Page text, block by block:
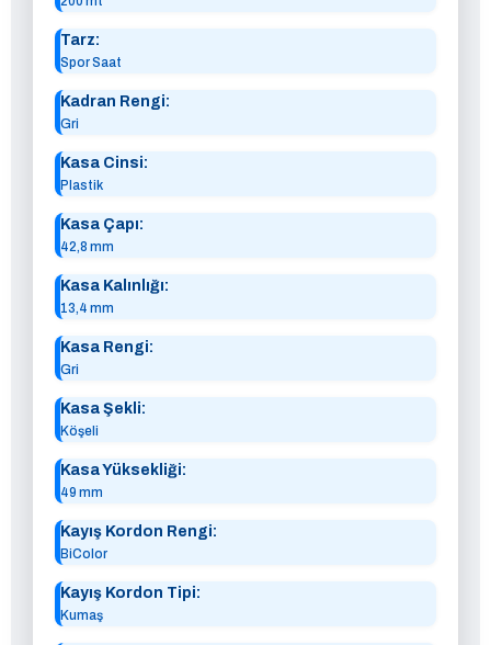
Tarz:
Spor Saat
Kadran Rengi:
Gri
Kasa Cinsi:
Plastik
Kasa Çapı:
42,8 mm
Kasa Kalınlığı:
13,4 mm
Kasa Rengi:
Gri
Kasa Şekli:
Köşeli
Kasa Yüksekliği:
49 mm
Kayış Kordon Rengi:
BiColor
Kayış Kordon Tipi:
Kumaş